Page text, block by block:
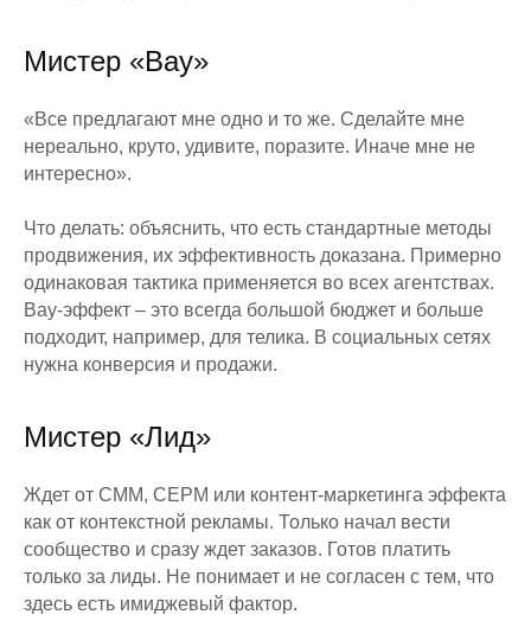
Мистер «Вау»
«Все предлагают мне одно и то же. Сделайте мне
нереально, круто, удивите, поразите. Иначе мне не
интересно».
Что делать: объяснить, что есть стандартные методы
продвижения, их эффективность доказана. Примерно
одинаковая тактика применяется во всех агентствах.
Вау-эффект – это всегда большой бюджет и больше
подходит, например, для телика. В социальных сетях
нужна конверсия и продажи.
Мистер «Лид»
Ждет от СММ, СЕРМ или контент-маркетинга эффекта
как от контекстной рекламы. Только начал вести
сообщество и сразу ждет заказов. Готов платить
только за лиды. Не понимает и не согласен с тем, что
здесь есть имиджевый фактор.